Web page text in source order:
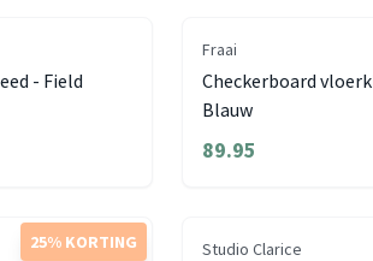
- Field
Fraai
Checkerboard
Blauw
89.95
25% KORTING Studio Clarice